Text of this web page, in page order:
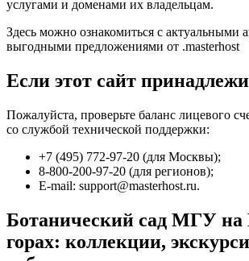
услугами и доменами их владельцам.
Здесь можно ознакомиться с актуальными
выгодными предложениями от .masterhost
Если этот сайт
Пожалуйста, проверьте баланс лицевого
со службой технической поддержки:
+7 (495) 772-97-20 (для Москвы);
8-800-200-97-20 (для регионов);
E-mail: support@masterhost.ru.
Ботанический сад МГУ на
горах: коллекции,